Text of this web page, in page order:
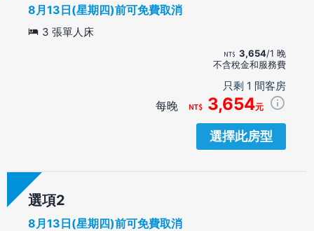
8月13日(星期四)前可免費取消
3 張單人床
3,654/1 晚
不含稅金和服務費
只剩 1 間客房
每晚 3,654元
選擇此房型
選項
8月13日(星期四)前可免費取消